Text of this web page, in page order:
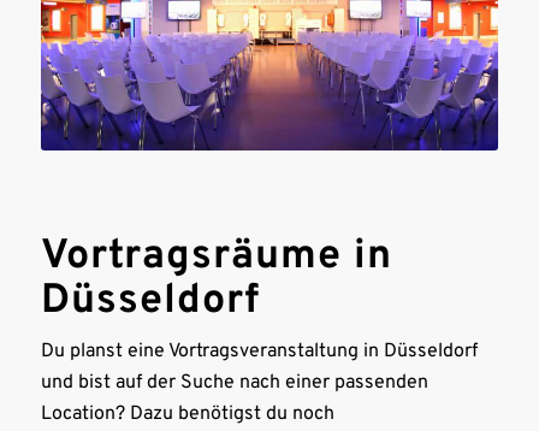
Vortragsräume in
Düsseldorf
Du planst eine Vortragsveranstaltung in Düsseldorf
und bist auf der Suche nach einer passenden
Location? Dazu benötigst du noch